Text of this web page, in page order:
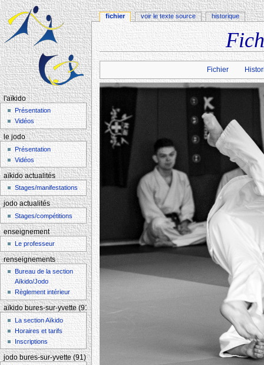
Aller à :navigation , rechercher
Fichier
fichier voir le texte source historique
l'aïkido
Présentation
Vidéos
le jodo
Présentation
Vidéos
aïkido actualités
Stages/manifestations
jodo actualités
Stages/compétitions
enseignement
Le professeur
renseignements
Bureau de la section
Aïkido/Jodo
Règlement intérieur
aïkido bures-sur-yvette (91)
La section Aïkido
Horaires et tarifs
Inscriptions
jodo bures-sur-yvette (91)